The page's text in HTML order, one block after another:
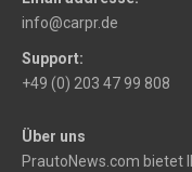
info@carpr.de
Support:
+49 (0) 203 47 99 808
Über uns
PrautoNews.com bietet